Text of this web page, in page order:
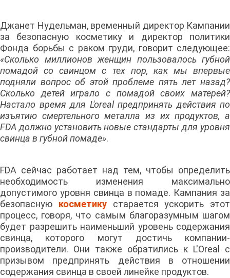
Джанет Нудельман, временный директор Кампании
за безопасную косметику и директор политики
Фонда борьбы с раком груди, говорит следующее:
«Сколько миллионов женщин пользовалось губной
помадой со свинцом с тех пор, как мы впервые
подняли вопрос об этой проблеме пять лет назад?
Сколько детей играло с помадой своих матерей?
Настало время для L'oreal предпринять действия по
изъятию смертельного металла из их продуктов, а
FDA должно установить новые стандарты для уровня
свинца в губной помаде».
FDA сейчас работает над тем, чтобы определить
необходимость изменения максимально
допустимого уровня свинца в помаде. Кампания за
безопасную косметикустарается ускорить этот
процесс, говоря, что самым благоразумным шагом
будет разрешить наименьший уровень содержания
свинца, которого могут достичь компании-
производители. Они также обратились к L'Oreal с
призывом предпринять действия в отношении
содержания свинца в своей линейке продуктов.